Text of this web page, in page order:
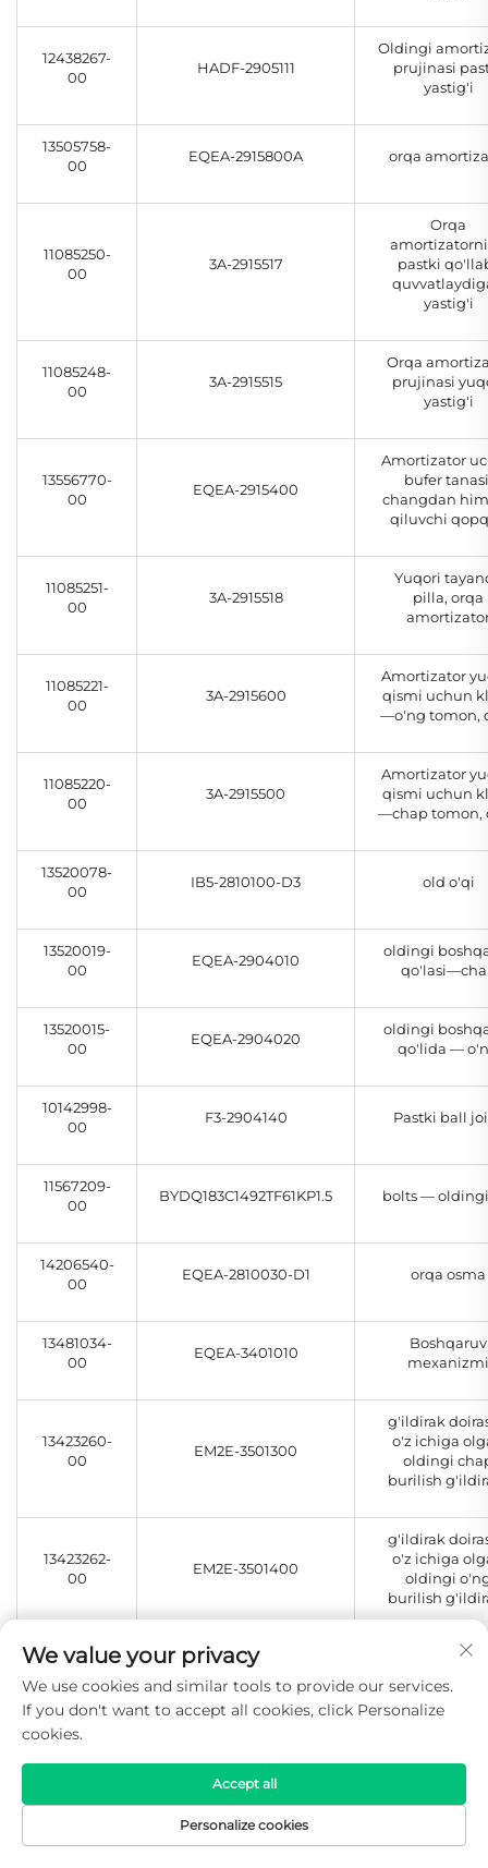
12438267-
00
HADF-2905111
Oldingi
prujinasi
yastig'i
13505758-
00
EQEA-2915800A orqa
11085250-
00
3A-2915517
Orqa
pastki
yastig'i
11085248-
00
3A-2915515
Orqa
prujinasi
yastig'i
13556770-
00
EQEA-2915400
Amortizator
bufer
changdan
qiluvchi
11085251-
00
3A-2915518
Yuqori
pilla, orqa
11085221-
00
3A-2915600
Amortizator
qismi uchun
—o'ng tomon,
11085220-
00
3A-2915500
Amortizator
qismi uchun
—chap tomon,
13520078-
00
IB5-2810100-D3 old o'qi
13520019-
00
EQEA-2904010
oldingi
13520015-
00
EQEA-2904020
oldingi
qo'lida —
10142998-
00
F3-2904140 Pastki ball
11567209-
00
BYDQ183C1492TF61KP1.5 bolts —
14206540-
00
EQEA-2810030-D1 orqa osma
13481034-
00
EQEA-3401010
Boshqaruv
mexanizmi
13423260-
00
EM2E-3501300
g'ildirak
o'z ichiga
oldingi
burilish
13423262-
00
EM2E-3501400
g'ildirak
o'z ichiga
oldingi
burilish
14758996-
EQEA-3501500CH
13423467-
HDEG-3501120
We value your privacy
We use cookies and similar tools to provide our services.
If you don't want to accept all cookies, click Personalize
cookies.
Personalize cookies
Accept all